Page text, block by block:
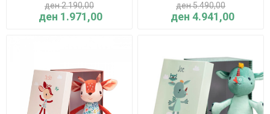
ден 2.190,00
ден 1.971,00
ден 5.490,00
ден 4.941,00